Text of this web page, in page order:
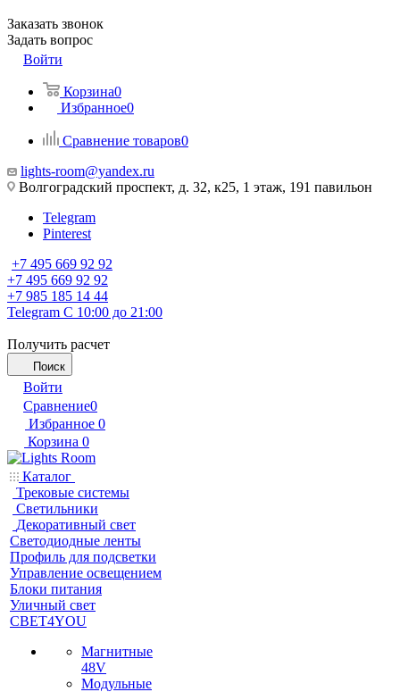
Заказать звонок
Задать вопрос
Войти
Корзина0
Избранное0
Сравнение товаров0
lights-room@yandex.ru
Волгоградский проспект, д. 32, к25, 1 этаж, 191 павильон
Telegram
Pinterest
+7 495 669 92 92
+7 495 669 92 92
+7 985 185 14 44
Telegram С 10:00 до 21:00
Получить расчет
Поиск
Войти
Сравнение0
Избранное 0
Корзина 0
Каталог
Трековые системы
Светильники
Декоративный свет
Светодиодные ленты
Профиль для подсветки
Управление освещением
Блоки питания
Уличный свет
СВЕТ4YOU
Магнитные
48V
Модульные